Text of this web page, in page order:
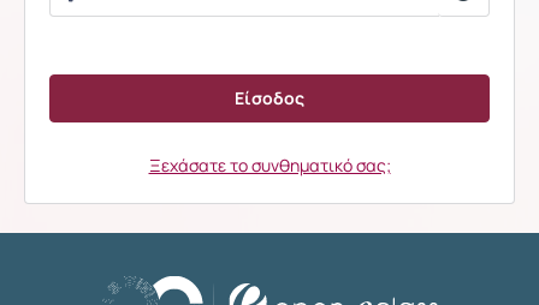
Ξεχάσατε το συνθηματικό σας;